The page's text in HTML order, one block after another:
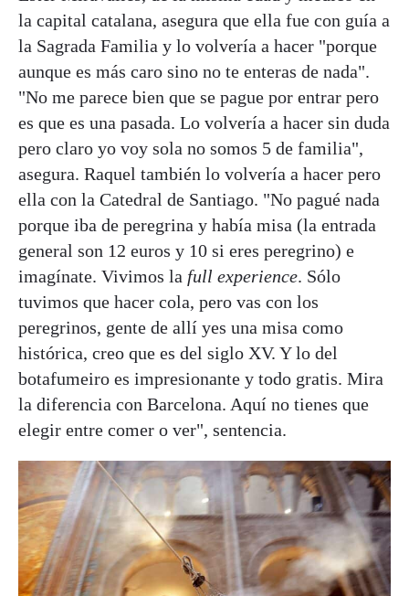
la capital catalana, asegura que ella fue con guía a
la Sagrada Familia y lo volvería a hacer "porque
aunque es más caro sino no te enteras de nada".
"No me parece bien que se pague por entrar pero
es que es una pasada. Lo volvería a hacer sin duda
pero claro yo voy sola no somos 5 de familia",
asegura. Raquel también lo volvería a hacer pero
ella con la Catedral de Santiago. "No pagué nada
porque iba de peregrina y había misa (la entrada
general son 12 euros y 10 si eres peregrino) e
imagínate. Vivimos la full experience. Sólo
tuvimos que hacer cola, pero vas con los
peregrinos, gente de allí yes una misa como
histórica, creo que es del siglo XV. Y lo del
botafumeiro es impresionante y todo gratis. Mira
la diferencia con Barcelona. Aquí no tienes que
elegir entre comer o ver", sentencia.